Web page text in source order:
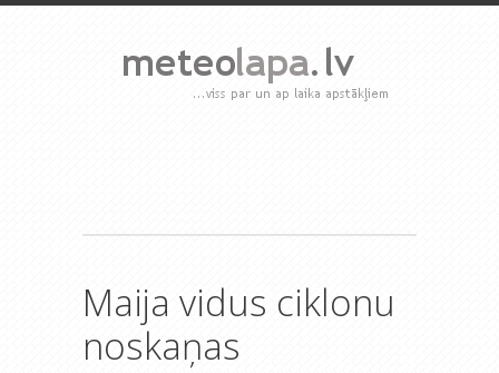
Maija vidus ciklonu
noskaņas